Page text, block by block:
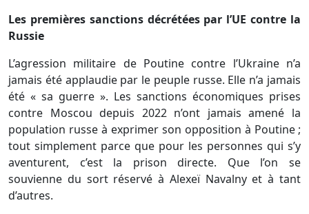
Les premières sanctions décrétées par l’UE contre la
Russie
L’agression militaire de Poutine contre l’Ukraine n’a
jamais été applaudie par le peuple russe. Elle n’a jamais
été « sa guerre ». Les sanctions économiques prises
contre Moscou depuis 2022 n’ont jamais amené la
population russe à exprimer son opposition à Poutine ;
tout simplement parce que pour les personnes qui s’y
aventurent, c’est la prison directe. Que l’on se
souvienne du sort réservé à Alexeï Navalny et à tant
d’autres.